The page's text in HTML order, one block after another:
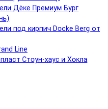
Дёке Премиум Бург
под кирпич Docke Berg от
Line
Стоун-хаус и Хокла